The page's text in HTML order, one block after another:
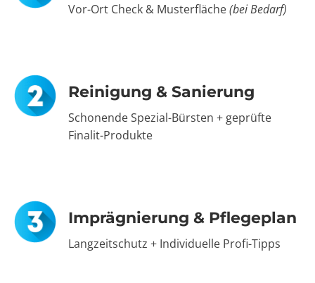
Vor-Ort Check & Musterfläche(bei Bedarf)
Reinigung & Sanierung
Schonende Spezial-Bürsten + geprüfte
Finalit-Produkte
Imprägnierung & Pflegeplan
Langzeitschutz + Individuelle Profi-Tipps